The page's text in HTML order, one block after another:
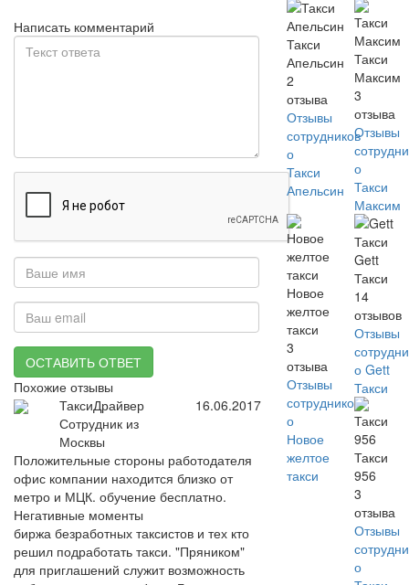
Написать комментарий
ОСТАВИТЬ ОТВЕТ
Похожие отзывы
ТаксиДрайвер
Сотрудник из
Москвы
16.06.2017
Положительные стороны работодателя
офис компании находится близко от
метро и МЦК. обучение бесплатно.
Негативные моменты
биржа безработных таксистов и тех кто
решил подработать такси. "Пряником"
для приглашений служит возможность
Такси
Апельсин
2
отзыва
Отзывы
сотрудников
о
Такси
Апельсин
Такси
Максим
3
отзыва
Отзывы
о
Такси
Максим
Новое
желтое
такси
3
отзыва
Отзывы
сотрудников
о
Новое
желтое
такси
Gett
Такси
14
отзывов
Отзывы
о Gett
Такси
Такси
956
3
отзыва
Отзывы
о